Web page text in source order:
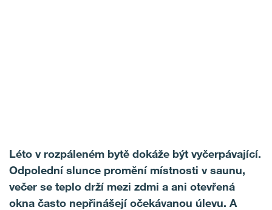
Léto v rozpáleném bytě dokáže být vyčerpávající.
Odpolední slunce promění místnosti v saunu,
večer se teplo drží mezi zdmi a ani otevřená
okna často nepřinášejí očekávanou úlevu. A